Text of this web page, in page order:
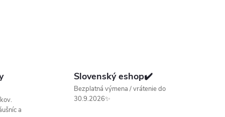
a
Slovenský eshop✔️
Bezplatná výmena / vrátenie do
30.9.2026✨